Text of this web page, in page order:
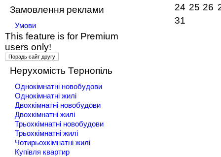
Замовлення реклами
Умови
This feature is for Premium
users only!
Нерухомість Тернопіль
Однокімнатні новобудови
Однокімнатні жилі
Двохкімнатні новобудови
Двохкімнатні жилі
Трьохкімнатні новобудови
Трьохкімнатні жилі
Чотирьохкімнатні жилі
Купівля квартир
24 25 26
31